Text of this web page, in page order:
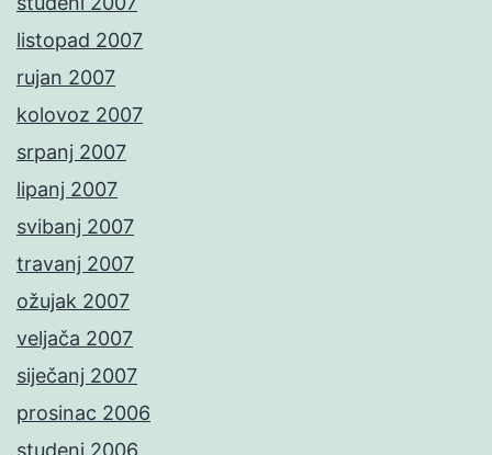
listopad 2007
rujan 2007
kolovoz 2007
srpanj 2007
lipanj 2007
svibanj 2007
travanj 2007
ožujak 2007
veljača 2007
siječanj 2007
prosinac 2006